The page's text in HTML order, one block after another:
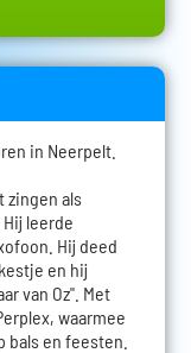
in Neerpelt.
zingen als
leerde
Hij deed
en hij
van Oz". Met
waarmee
en feesten.